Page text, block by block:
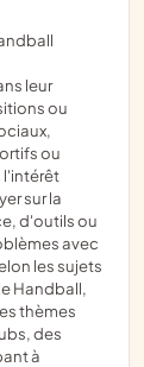
leur
ou
ou
l'intérêt
sur la
d'outils ou
avec
les sujets
Handball,
thèmes
des
à